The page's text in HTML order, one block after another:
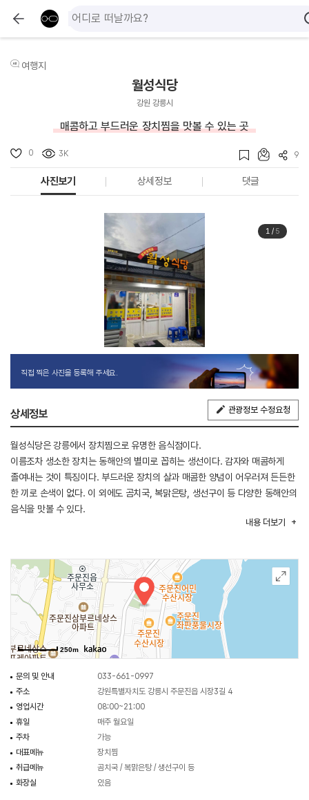
여행지
월성식당
강원 강릉시
매콤하고 부드러운 장치찜을 맛볼 수 있는 곳
0 3K 9
사진보기 상세정보 댓글
1/ 5
직접 찍은 사진을 등록해 주세요.
상세정보 관광정보 수정요청
월성식당은 강릉에서 장치찜으로 유명한 음식점이다.
이름조차 생소한 장치는 동해안의 별미로 꼽히는 생선이다. 감자와 매콤하게
졸여내는 것이 특징이다. 부드러운 장치의 살과 매콤한 양념이 어우러져 든든한
한 끼로 손색이 없다. 이 외에도 곰치국, 복맑은탕, 생선구이 등 다양한 동해안의
음식을 맛볼 수 있다.
내용 더보기
250m
문의 및 안내
033-661-0997
주소
강원특별자치도 강릉시 주문진읍 시장3길 4
영업시간
08:00~21:00
휴일
매주 월요일
주차
가능
대표메뉴
장치찜
취급메뉴
곰치국 / 복맑은탕 / 생선구이 등
화장실
있음